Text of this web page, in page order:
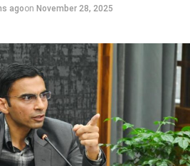
agoon November 28, 2025